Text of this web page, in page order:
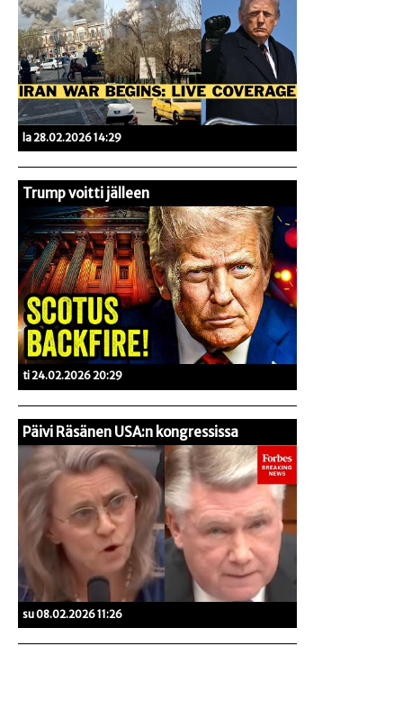
la 28.02.2026 14:29
Trump voitti jälleen
ti 24.02.2026 20:29
Päivi Räsänen USA:n kongressissa
su 08.02.2026 11:26